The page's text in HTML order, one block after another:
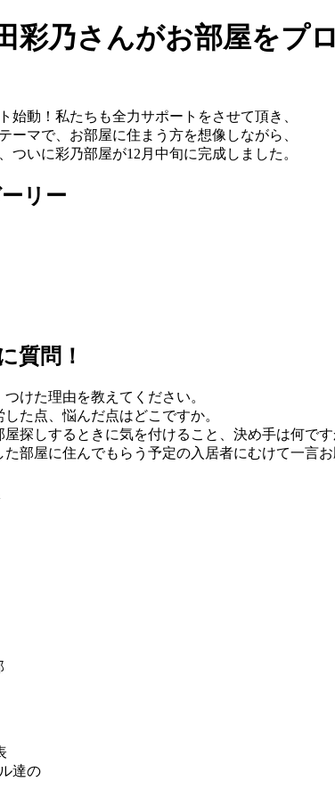
始動！私たちも全力サポートをさせて頂き、
ーマで、お部屋に住まう方を想像しながら、
ついに彩乃部屋が12月中旬に完成しました。
リー
質問！
達の